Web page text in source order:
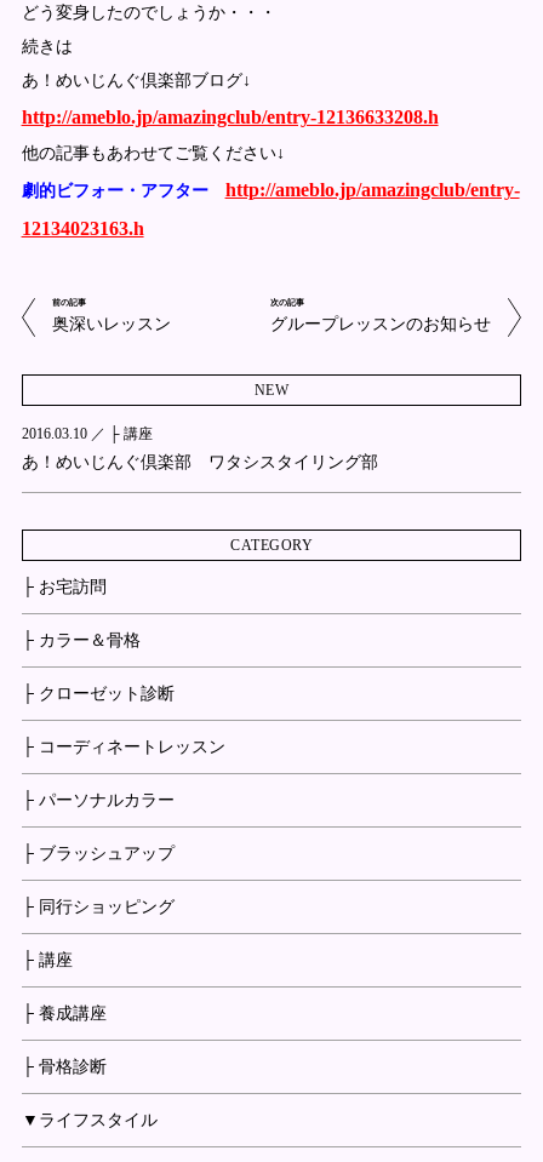
どう変身したのでしょうか・・・
続きは
あ！めいじんぐ倶楽部ブログ↓
http://ameblo.jp/amazingclub/entry-12136633208.h
他の記事もあわせてご覧ください↓
劇的ビフォー・アフター http://ameblo.jp/amazingclub/entry-
12134023163.h
前の記事
奥深いレッスン
次の記事
グループレッスンのお知らせ
NEW
2016.03.10 ／ ├ 講座
あ！めいじんぐ倶楽部 ワタシスタイリング部
CATEGORY
├ お宅訪問
├ カラー＆骨格
├ クローゼット診断
├ コーディネートレッスン
├ パーソナルカラー
├ ブラッシュアップ
├ 同行ショッピング
├ 講座
├ 養成講座
├ 骨格診断
▼ライフスタイル